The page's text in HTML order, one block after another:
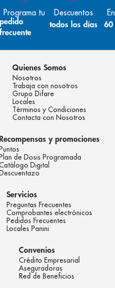
Programa tu
pedido
frecuente
Descuentos
todos los días 60
Quienes Somos
Nosotros
Trabaja con nosotros
Grupo Difare
Locales
Términos y Condiciones
Contacta con Nosotros
Recompensas y promociones
Puntos
Plan de Dosis Programada
Digital
Descuentazo
Servicios
Preguntas Frecuentes
Comprobantes electrónicos
Pedidos Frecuentes
Locales Panini
Convenios
Crédito Empresarial
Aseguradoras
Red de Beneficios